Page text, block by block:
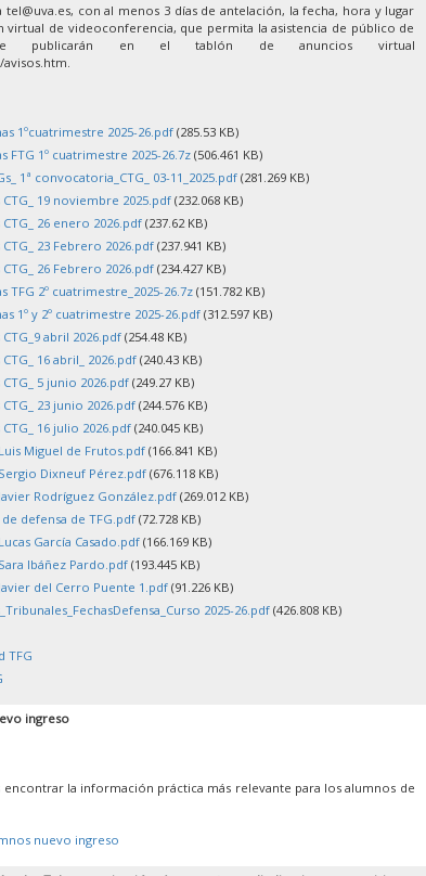
con al menos 3 días de antelación, la fecha, hora y lugar
virtual de videoconferencia, que permita la asistencia de público de
publicarán en el tablón de anuncios virtual
1ºcuatrimestre 2025-26.pdf(285.53 KB)
FTG 1º cuatrimestre 2025-26.7z(506.461 KB)
1ª convocatoria_CTG_ 03-11_2025.pdf(281.269 KB)
19 noviembre 2025.pdf(232.068 KB)
26 enero 2026.pdf(237.62 KB)
23 Febrero 2026.pdf(237.941 KB)
26 Febrero 2026.pdf(234.427 KB)
TFG 2º cuatrimestre_2025-26.7z(151.782 KB)
1º y 2º cuatrimestre 2025-26.pdf(312.597 KB)
abril 2026.pdf(254.48 KB)
16 abril_ 2026.pdf(240.43 KB)
5 junio 2026.pdf(249.27 KB)
23 junio 2026.pdf(244.576 KB)
16 julio 2026.pdf(240.045 KB)
Miguel de Frutos.pdf(166.841 KB)
Dixneuf Pérez.pdf(676.118 KB)
Rodríguez González.pdf(269.012 KB)
defensa de TFG.pdf(72.728 KB)
García Casado.pdf(166.169 KB)
Ibáñez Pardo.pdf(193.445 KB)
del Cerro Puente 1.pdf(91.226 KB)
2025-26.pdf(426.808 KB)
TFG
ingreso
encontrar la información práctica más relevante para los alumnos de
nuevo ingreso